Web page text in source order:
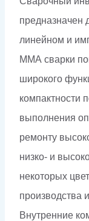
5-
250А,
с
горелкой)
предназначен
линейном и
ММА сварки
широкого
компактности
выполнения
ремонту
низко- и
некоторых
производства
Внутренние